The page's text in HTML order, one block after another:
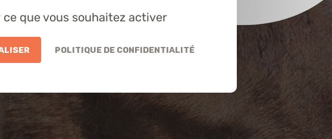
que vous souhaitez activer
Politique de confidentialité